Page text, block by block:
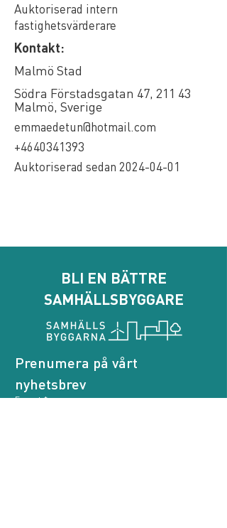
Auktoriserad intern
fastighetsvärderare
Kontakt:
Malmö Stad
Södra Förstadsgatan 47, 211 43
Malmö, Sverige
emmaedetun@hotmail.com
+4640341393
Auktoriserad sedan 2024-04-01
BLI EN BÄTTRE
SAMHÄLLSBYGGARE
Prenumera på vårt
nyhetsbrev
E-post *